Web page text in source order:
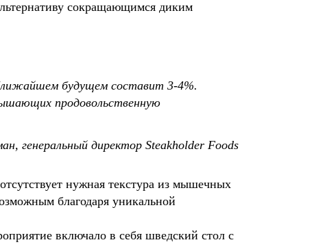
сокращающимся диким
будущем составит 3-4%.
продовольственную
генеральный директор Steakholder Foods
нужная текстура из мышечных
благодаря уникальной
включало в себя шведский стол с